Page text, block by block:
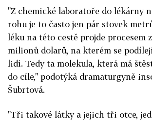
"Z chemické laboratoře do lékárny
rohu je to často jen pár stovek
léku na této cestě projde procesem
milionů dolarů, na kterém se
lidí. Tedy ta molekula, která má
do cíle," podotýká dramaturgyně
Šubrtová.
"Tři takové látky a jejich tři otce,